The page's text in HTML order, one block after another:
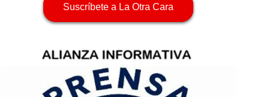
Suscríbete a La Otra Cara